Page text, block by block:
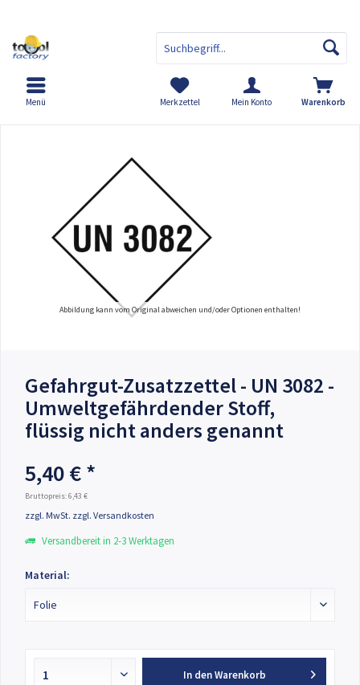
Warenkorb
Merkzettel Mein Konto
Menü
Abbildung kann vom Original abweichen und/oder Optionen enthalten!
Gefahrgut-Zusatzzettel - UN 3082 -
Umweltgefährdender Stoff,
flüssig nicht anders genannt
5,40 € *
Bruttopreis: 6,43 €
zzgl. MwSt. zzgl. Versandkosten
Versandbereit in 2-3 Werktagen
Material:
In denWarenkorb